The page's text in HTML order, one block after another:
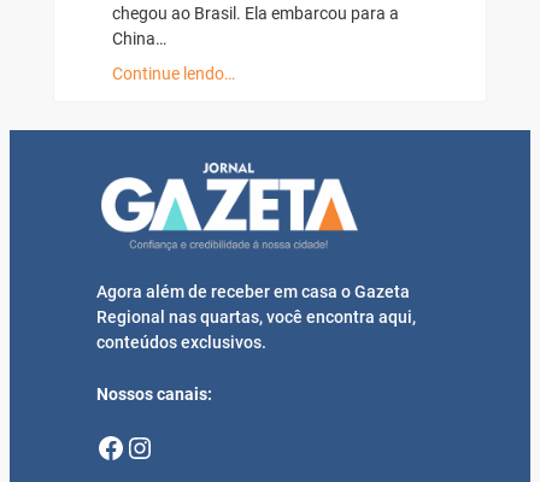
chegou ao Brasil. Ela embarcou para a
China…
Continue lendo…
Agora além de receber em casa o Gazeta
Regional nas quartas, você encontra aqui,
conteúdos exclusivos.
Nossos canais:
Facebook Instagram